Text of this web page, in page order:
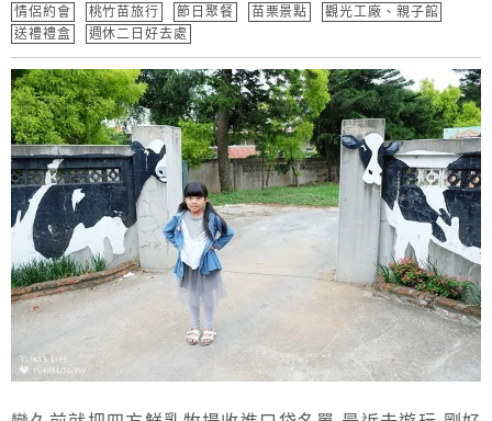
情侶約會
桃竹苗旅行 節日聚餐 苗栗景點
觀光工廠、親子館
送禮禮盒
週休二日好去處